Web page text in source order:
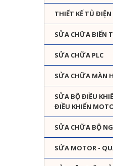
THIẾT KẾ TỦ
SỬA CHỮA BIẾN
SỬA CHỮA PLC
SỬA CHỮA MÀN
SỬA BỘ ĐIỀU
ĐIỀU KHIỂN
SỬA CHỮA BỘ
SỬA MOTOR -